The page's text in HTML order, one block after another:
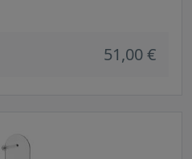
51,00 €